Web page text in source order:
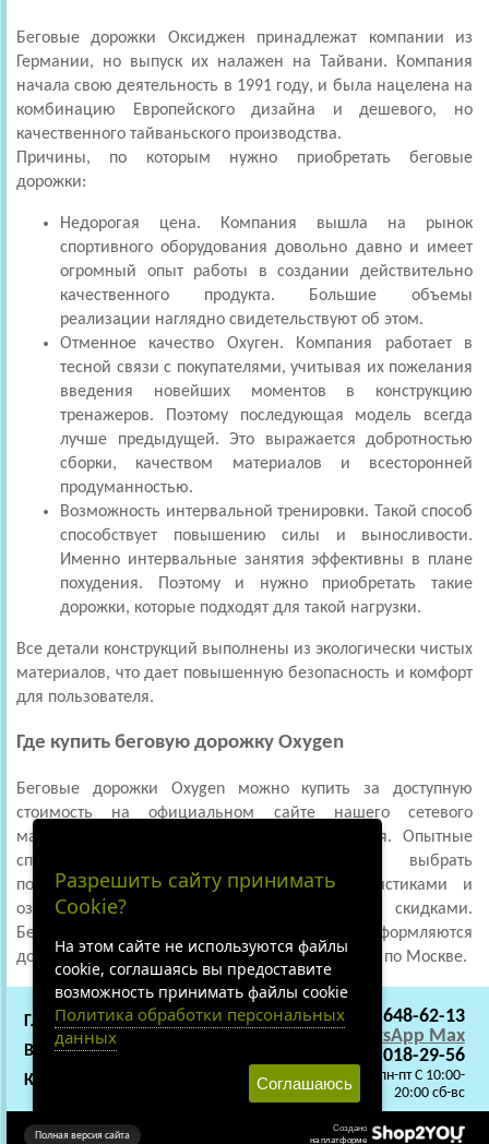
Беговые дорожки Оксиджен принадлежат компании из
Германии, но выпуск их налажен на Тайвани. Компания
начала свою деятельность в 1991 году, и была нацелена на
комбинацию Европейского дизайна и дешевого, но
качественного тайваньского производства.
Причины, по которым нужно приобретать беговые
дорожки:
Недорогая цена. Компания вышла на рынок
спортивного оборудования довольно давно и имеет
огромный опыт работы в создании действительно
качественного продукта. Большие объемы
реализации наглядно свидетельствуют об этом.
Отменное качество Охуген. Компания работает в
тесной связи с покупателями, учитывая их пожелания
введения новейших моментов в конструкцию
тренажеров. Поэтому последующая модель всегда
лучше предыдущей. Это выражается добротностью
сборки, качеством материалов и всесторонней
продуманностью.
Возможность интервальной тренировки. Такой способ
способствует повышению силы и выносливости.
Именно интервальные занятия эффективны в плане
похудения. Поэтому и нужно приобретать такие
дорожки, которые подходят для такой нагрузки.
Все детали конструкций выполнены из экологически чистых
материалов, что дает повышенную безопасность и комфорт
для пользователя.
Где купить беговую дорожку Oxygen
Беговые дорожки Oxygen можно купить за доступную
стоимость на официальном сайте нашего сетевого
магазина по продаже спортивного инвентаря. Опытные
специалисты интернет-магазина помогут выбрать
подходящую модель с нужными характеристиками и
ознакомят покупателя с действующими скидками.
Бесплатная доставка и качественная сборка оформляются
дополнительной услугой. Работа ведется только по Москве.
+7 (495) 648-62-13
WhatsApp Max
+7 (919) 018-29-56
C 9:00 - 22:00 пн-пт C 10:00-
20:00 сб-вс
ГЛАВНАЯ
СОТРУДНИЧЕСТВО
ВАКАНСИИ
КАРТА САЙТА
Создано
на платформе
Полная версия сайта
Разрешить сайту принимать
Cookie?
На этом сайте не используются файлы
cookie, соглашаясь вы предоставите
возможность принимать файлы cookie
Политика обработки персональных
данных
Соглашаюсь